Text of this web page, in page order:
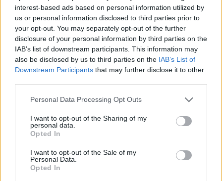
interest-based ads based on personal information utilized by
us or personal information disclosed to third parties prior to
your opt-out. You may separately opt-out of the further
disclosure of your personal information by third parties on the
IAB’s list of downstream participants. This information may
also be disclosed by us to third parties on the IAB’s List of
Downstream Participants that may further disclose it to other
Please note that this website/app uses one or more Google
not limited to your visit or usage behaviour. You may click to
grant or deny consent to Google and its third-party tags to
use your data for below specified purposes in below Google
consent section.
Personal Data Processing Opt Outs
I want to opt-out of the Sharing of my
personal data.
Opted In
I want to opt-out of the Sale of my
Personal Data.
Opted In
Ez a három csillagjegy mindenki